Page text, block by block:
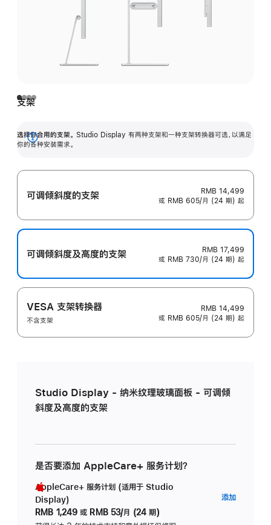
支架
选择你合用的支架。 Studio Display 有两种支架和一种支架转换器可选，以满足
你的各种安装需求。
展
可调倾斜度的支架
RMB 14,499
或 RMB 605/月 (24 期) 起
可调倾斜度及高‍度的支‍架
RMB 17,499
或 RMB 730/月 (24 期) 起
VESA 支架转换器
不含支架
RMB 14,499
或 RMB 605/月 (24 期) 起
Studio Display - 纳米纹理玻璃面板 - 可调倾
斜度及高度的支架
是否要添加 AppleCare+ 服务计划？
AppleCare+ 服务计划 (适用于 Studio
Display)
RMB 1,249 或 RMB 53/月 (24 期)
添加